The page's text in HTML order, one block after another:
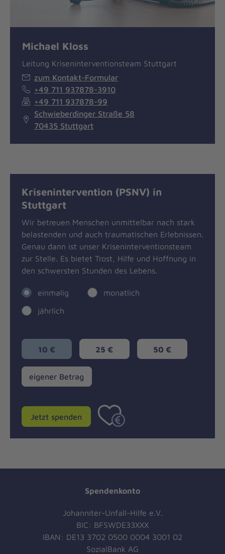
Michael Kloss
Leitung Kriseninterventionsteam Stuttgart
zum Kontakt-Formular
+49 711 937878-3910
+49 711 937878-99
Schwieberdinger Straße 58
70435 Stuttgart
Krisenintervention (PSNV) in
Stuttgart
Wir betreuen Menschen unmittelbar nach stark
belastenden und auch traumatischen Erlebnissen.
Genau dann ist unser Kriseninterventionsteam
zur Stelle. Es bietet Trost, Hilfe und Hoffnung in
den schwersten Stunden des Lebens.
einmalig
monatlich
jährlich
10 € 25 € 50 €
Betrag
eigener Betrag
Jetzt spenden
Spendenkonto
Johanniter-Unfall-Hilfe e.V.
BIC: BFSWDE33XXX
IBAN: DE13 3702 0500 0004 3001 02
SozialBank AG